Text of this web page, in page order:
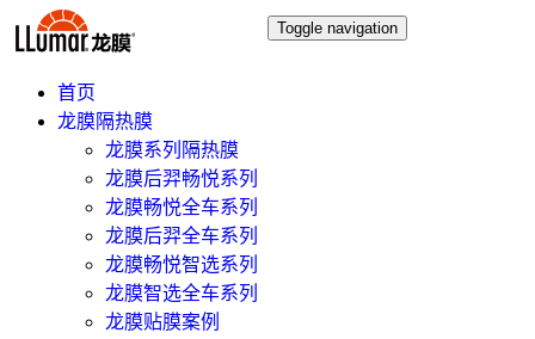
Toggle navigation
首页
龙膜隔热膜
龙膜系列隔热膜
龙膜后羿畅悦系列
龙膜畅悦全车系列
龙膜后羿全车系列
龙膜畅悦智选系列
龙膜智选全车系列
龙膜贴膜案例